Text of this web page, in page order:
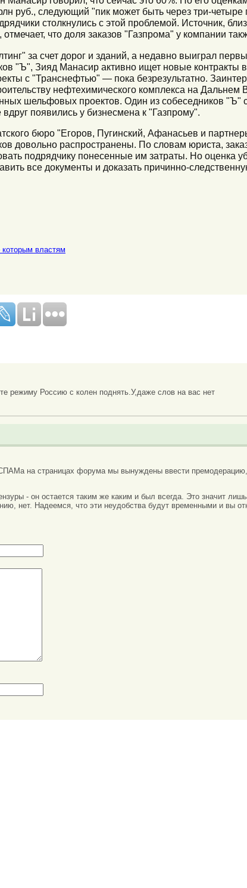
руб., следующий "пик может быть через три-
столкнулись с этой проблемой. Источник,
что доля заказов "Газпрома" у компании
за счет дорог и зданий, а недавно выиграл
"Ъ", Зияд Манасир активно ищет новые контракты
с "Транснефтью" — пока безрезультатно.
нефтехимического комплекса на Дальнем
шельфовых проектов. Один из собеседников "Ъ"
появились у бизнесмена к "Газпрому".
бюро "Егоров, Пугинский, Афанасьев и
довольно распространены. По словам юриста,
подрядчику понесенные им затраты. Но оценка
все документы и доказать причинно-
властям
режиму Россию с колен поднять.У,даже слов на вас нет
на страницах форума мы вынуждены ввести
- он остается таким же каким и был всегда. Это значит
нет. Надеемся, что эти неудобства будут временными и вы